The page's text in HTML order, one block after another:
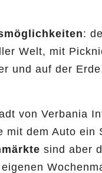
:
Welt, mit
und auf der
von Verbania
mit dem Auto ein
sind aber